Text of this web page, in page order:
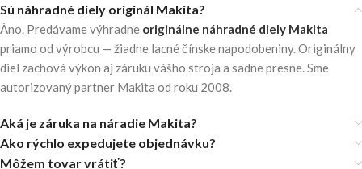
Sú náhradné diely originál Makita?
Áno. Predávame výhradne originálne náhradné diely Makita
priamo od výrobcu — žiadne lacné čínske napodobeniny. Originálny
diel zachová výkon aj záruku vášho stroja a sadne presne. Sme
autorizovaný partner Makita od roku 2008.
Aká je záruka na náradie Makita?
Ako rýchlo expedujete objednávku?
Môžem tovar vrátiť?